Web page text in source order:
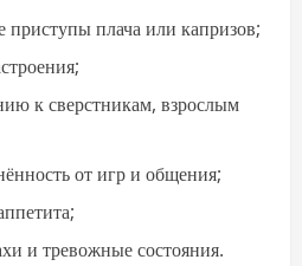
приступы плача или капризов;
к сверстникам, взрослым
от игр и общения;
и тревожные состояния.